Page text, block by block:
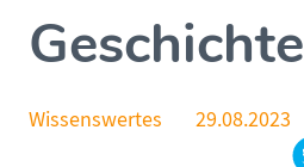
Geschichte
Wissenswertes 29.08.2023